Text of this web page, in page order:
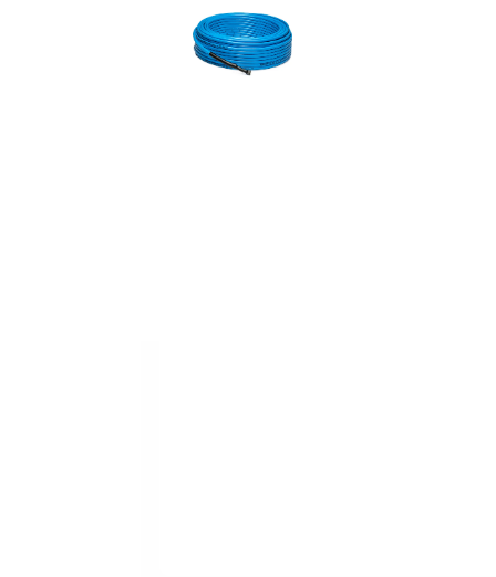
FLEXWATT THE CABLE. THE CABLE
kappe av PVC og en tykk aluminiums
materiale. Omgivelsestemperaturen
Vi er etter Forskrift om elektrisk utstyr §